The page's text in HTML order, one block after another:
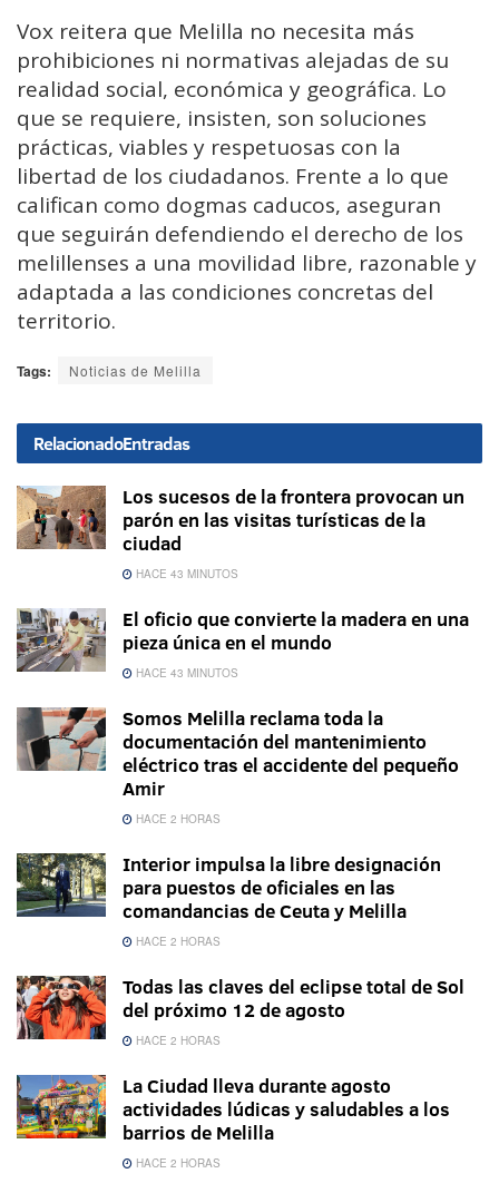
Vox reitera que Melilla no necesita más
prohibiciones ni normativas alejadas de su
realidad social, económica y geográfica. Lo
que se requiere, insisten, son soluciones
prácticas, viables y respetuosas con la
libertad de los ciudadanos. Frente a lo que
califican como dogmas caducos, aseguran
que seguirán defendiendo el derecho de los
melillenses a una movilidad libre, razonable y
adaptada a las condiciones concretas del
territorio.
Tags: Noticias de Melilla
RelacionadoEntradas
Los sucesos de la frontera provocan un
parón en las visitas turísticas de la
ciudad
HACE 43 MINUTOS
El oficio que convierte la madera en una
pieza única en el mundo
HACE 43 MINUTOS
Somos Melilla reclama toda la
documentación del mantenimiento
eléctrico tras el accidente del pequeño
Amir
HACE 2 HORAS
Interior impulsa la libre designación
para puestos de oficiales en las
comandancias de Ceuta y Melilla
HACE 2 HORAS
Todas las claves del eclipse total de Sol
del próximo 12 de agosto
HACE 2 HORAS
La Ciudad lleva durante agosto
actividades lúdicas y saludables a los
barrios de Melilla
HACE 2 HORAS